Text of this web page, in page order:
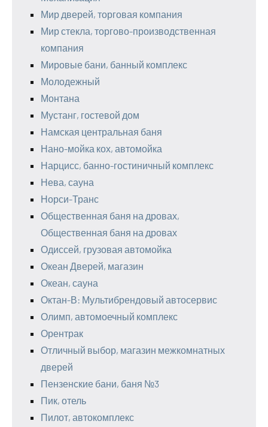
Мир дверей, торговая компания
Мир стекла, торгово-производственная
компания
Мировые бани, банный комплекс
Молодежный
Монтана
Мустанг, гостевой дом
Намская центральная баня
Нано-мойка кох, автомойка
Нарцисс, банно-гостиничный комплекс
Нева, сауна
Норси-Транс
Общественная баня на дровах,
Общественная баня на дровах
Одиссей, грузовая автомойка
Океан Дверей, магазин
Океан, сауна
Октан-В: Мультибрендовый автосервис
Олимп, автомоечный комплекс
Орентрак
Отличный выбор, магазин межкомнатных
дверей
Пензенские бани, баня №3
Пик, отель
Пилот, автокомплекс